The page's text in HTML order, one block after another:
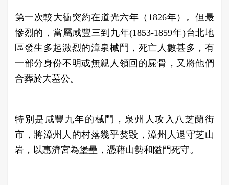
​第一次較大衝突約在道光六年（1826年）。但最
慘烈的，當屬咸豐三到九年(1853-1859年)台北地
區發生多起激烈的漳泉械鬥，死亡人數甚多，有
一部分身份不明或無親人領回的屍骨，又將他們
合葬於大墓公。
特別是咸豐九年的械鬥，泉州人攻入八芝蘭街
市，將漳州人的村落幾乎焚毀，漳州人退守芝山
岩，以惠濟宮為堡壘，憑藉山勢和隘門死守。